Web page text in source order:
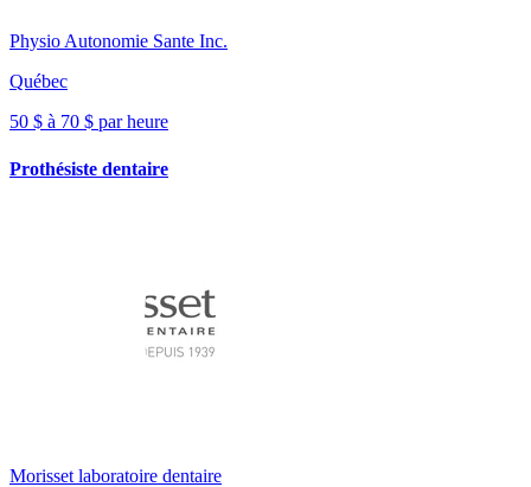
Physio Autonomie Sante Inc.
Québec
50 $ à 70 $ par heure
Prothésiste dentaire
Morisset laboratoire dentaire